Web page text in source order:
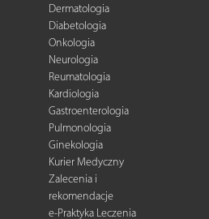
Dermatologia
Diabetologia
Onkologia
Neurologia
Reumatologia
Kardiologia
Gastroenterologia
Pulmonologia
Ginekologia
Kurier Medyczny
Zalecenia i
rekomendacje
e-Praktyka Leczenia